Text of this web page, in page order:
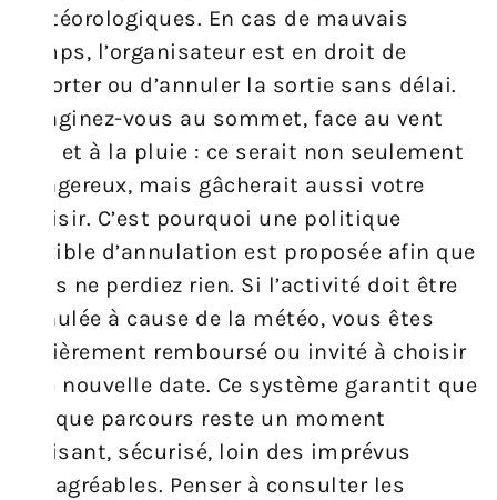
météorologiques. En cas de mauvais
temps, l’organisateur est en droit de
reporter ou d’annuler la sortie sans délai.
Imaginez-vous au sommet, face au vent
fort et à la pluie : ce serait non seulement
dangereux, mais gâcherait aussi votre
plaisir. C’est pourquoi une politique
flexible d’annulation est proposée afin que
vous ne perdiez rien. Si l’activité doit être
annulée à cause de la météo, vous êtes
entièrement remboursé ou invité à choisir
une nouvelle date. Ce système garantit que
chaque parcours reste un moment
plaisant, sécurisé, loin des imprévus
désagréables. Penser à consulter les